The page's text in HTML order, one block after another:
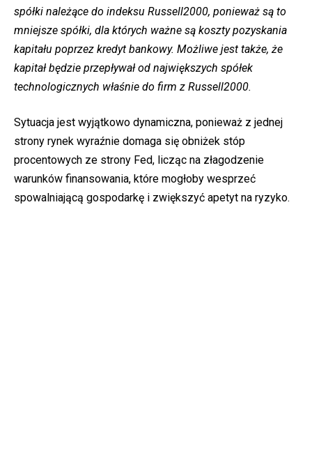
spółki należące do indeksu Russell2000, ponieważ są to
mniejsze spółki, dla których ważne są koszty pozyskania
kapitału poprzez kredyt bankowy. Możliwe jest także, że
kapitał będzie przepływał od największych spółek
technologicznych właśnie do firm z Russell2000.
Sytuacja jest wyjątkowo dynamiczna, ponieważ z jednej
strony rynek wyraźnie domaga się obniżek stóp
procentowych ze strony Fed, licząc na złagodzenie
warunków finansowania, które mogłoby wesprzeć
spowalniającą gospodarkę i zwiększyć apetyt na ryzyko.